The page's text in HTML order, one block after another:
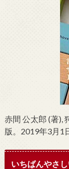
赤間 公太郎 (著),
版。2019年3月1
いちばんやさ